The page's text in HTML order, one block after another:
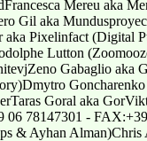
Mereu aka
Gil aka
Pixelinfact (Digital
Lutton
Gabaglio aka
Goral aka
78147301 -
& Ayhan